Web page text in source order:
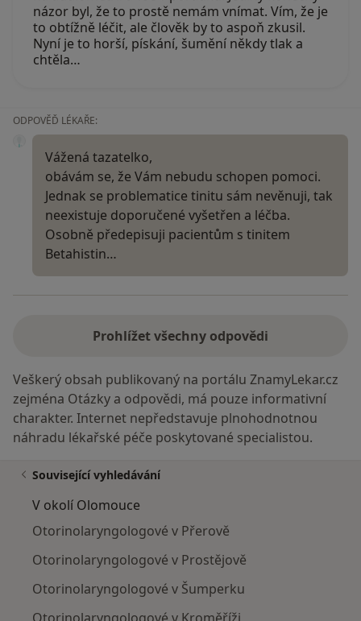
názor byl, že to prostě nemám vnímat. Vím, že je
to obtížně léčit, ale člověk by to aspoň zkusil.
Nyní je to horší, pískání, šumění někdy tlak a
chtěla…
ODPOVĚĎ LÉKAŘE:
Vážená tazatelko,
obávám se, že Vám nebudu schopen pomoci.
Jednak se problematice tinitu sám nevěnuji, tak
neexistuje doporučené vyšetřen a léčba.
Osobně předepisuji pacientům s tinitem
Betahistin…
Prohlížet všechny odpovědi
Veškerý obsah publikovaný na portálu ZnamyLekar.cz
zejména Otázky a odpovědi, má pouze informativní
charakter. Internet nepředstavuje plnohodnotnou
náhradu lékařské péče poskytované specialistou.
Související vyhledávání
V okolí Olomouce
Otorinolaryngologové v Přerově
Otorinolaryngologové v Prostějově
Otorinolaryngologové v Šumperku